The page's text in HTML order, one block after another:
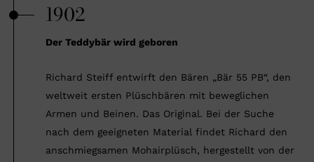
1902
Der Teddybär wird geboren
Richard Steiff entwirft den Bären „Bär 55 PB“, den
weltweit ersten Plüschbären mit beweglichen
Armen und Beinen. Das Original. Bei der Suche
nach dem geeigneten Material findet Richard den
anschmiegsamen Mohairplüsch, hergestellt von der